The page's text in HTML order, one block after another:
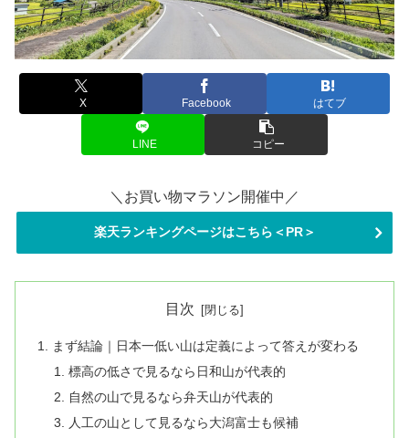
X Facebook はてブ
LINE コピー
＼お買い物マラソン開催中／
楽天ランキングページはこちら＜PR＞
目次
まず結論｜日本一低い山は定義によって答えが変わる
標高の低さで見るなら日和山が代表的
自然の山で見るなら弁天山が代表的
人工の山として見るなら大潟富士も候補